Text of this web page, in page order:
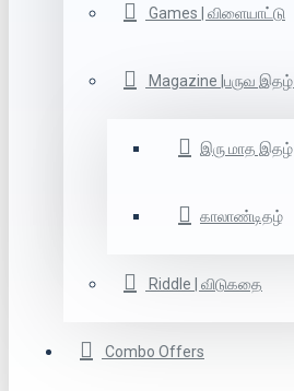
Games | விளையாட்டு
Magazine |பருவ இதழ்
இரு மாத இதழ்
காலாண்டிதழ்
Riddle | விடுகதை
Combo Offers